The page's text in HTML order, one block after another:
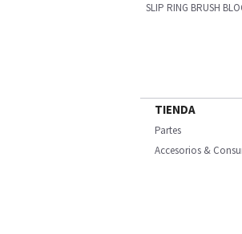
SLIP RING BRUSH
TIENDA
Partes
Accesorios &